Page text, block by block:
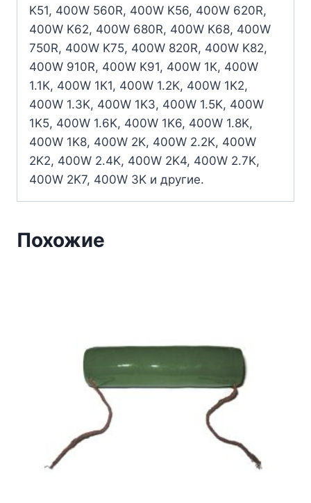
K51, 400W 560R, 400W K56, 400W 620R,
400W K62, 400W 680R, 400W K68, 400W
750R, 400W K75, 400W 820R, 400W K82,
400W 910R, 400W K91, 400W 1K, 400W
1.1K, 400W 1K1, 400W 1.2K, 400W 1K2,
400W 1.3K, 400W 1K3, 400W 1.5K, 400W
1K5, 400W 1.6K, 400W 1K6, 400W 1.8K,
400W 1K8, 400W 2K, 400W 2.2K, 400W
2K2, 400W 2.4K, 400W 2K4, 400W 2.7K,
400W 2K7, 400W 3K и другие.
Похожие